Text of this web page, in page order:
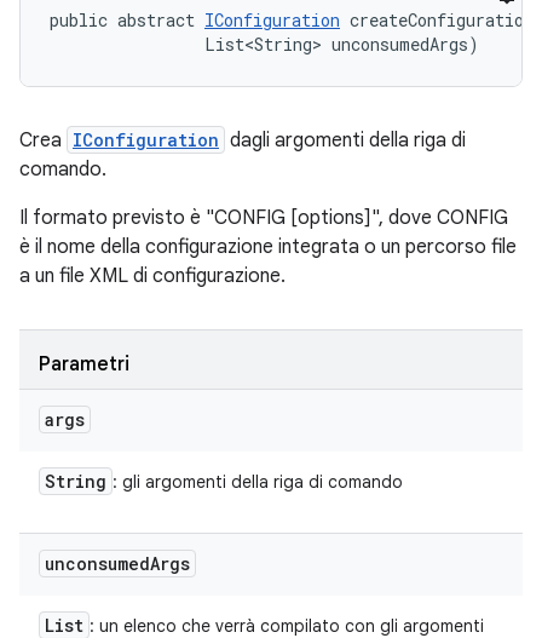
public abstract IConfiguration
                List<String> unconsumedArgs)
Crea IConfiguration dagli argomenti della riga di
comando.
Il formato previsto è "CONFIG [options]", dove CONFIG
è il nome della configurazione integrata o un percorso file
a un file XML di configurazione.
Parametri
args
String : gli argomenti della riga di comando
unconsumedArgs
List : un elenco che verrà compilato con gli argomenti